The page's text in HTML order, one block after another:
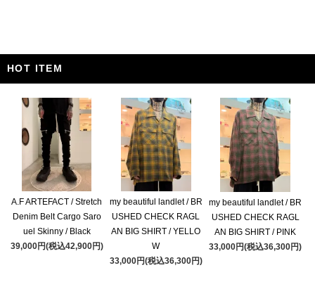
HOT ITEM
A.F ARTEFACT / Stretch
Denim Belt Cargo Saro
uel Skinny / Black
39,000円(税込42,900円)
my beautiful landlet / BR
USHED CHECK RAGL
AN BIG SHIRT / YELLO
W
33,000円(税込36,300円)
my beautiful landlet / BR
USHED CHECK RAGL
AN BIG SHIRT / PINK
33,000円(税込36,300円)